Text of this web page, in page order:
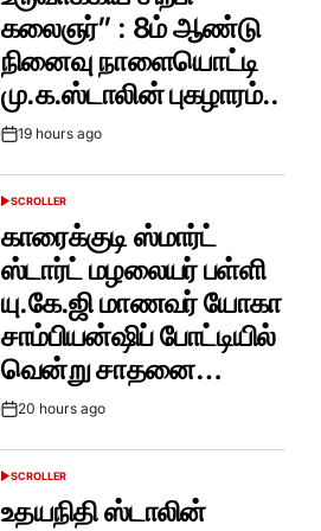
கலைஞர்” : 8ம் ஆண்டு
நினைவு நாளையொட்டி
மு.க.ஸ்டாலின் புகழாரம்..
Post19 hours ago
POSTED
SCROLLER
காரைக்குடி ஸ்மார்ட்
ஸ்டார்ட் மழலையர் பள்ளி
யு.கே.ஜி மாணவர் யோகா
சாம்பியன்ஷிப் போட்டியில்
வென்று சாதனை…
Post20 hours ago
POSTED
SCROLLER
உதயநிதி ஸ்டாலின்